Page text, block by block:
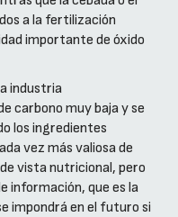
a la fertilización
importante de óxido
industria
carbono muy baja y se
los ingredientes
vez más valiosa de
vista nutricional, pero
información, que es la
impondrá en el futuro si